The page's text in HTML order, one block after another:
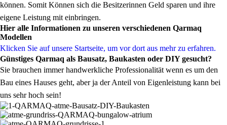
können. Somit Können sich die Besitzerinnen Geld sparen und ihre
eigene Leistung mit einbringen.
Hier alle Informationen zu unseren verschiedenen Qarmaq
Modellen
Klicken Sie auf unsere Startseite, um vor dort aus mehr zu erfahren.
Günstiges Qarmaq als Bausatz, Baukasten oder DIY gesucht?
Sie brauchen immer handwerkliche Professionalität wenn es um den
Bau eines Hauses geht, aber ja der Anteil von Eigenleistung kann bei
uns sehr hoch sein!